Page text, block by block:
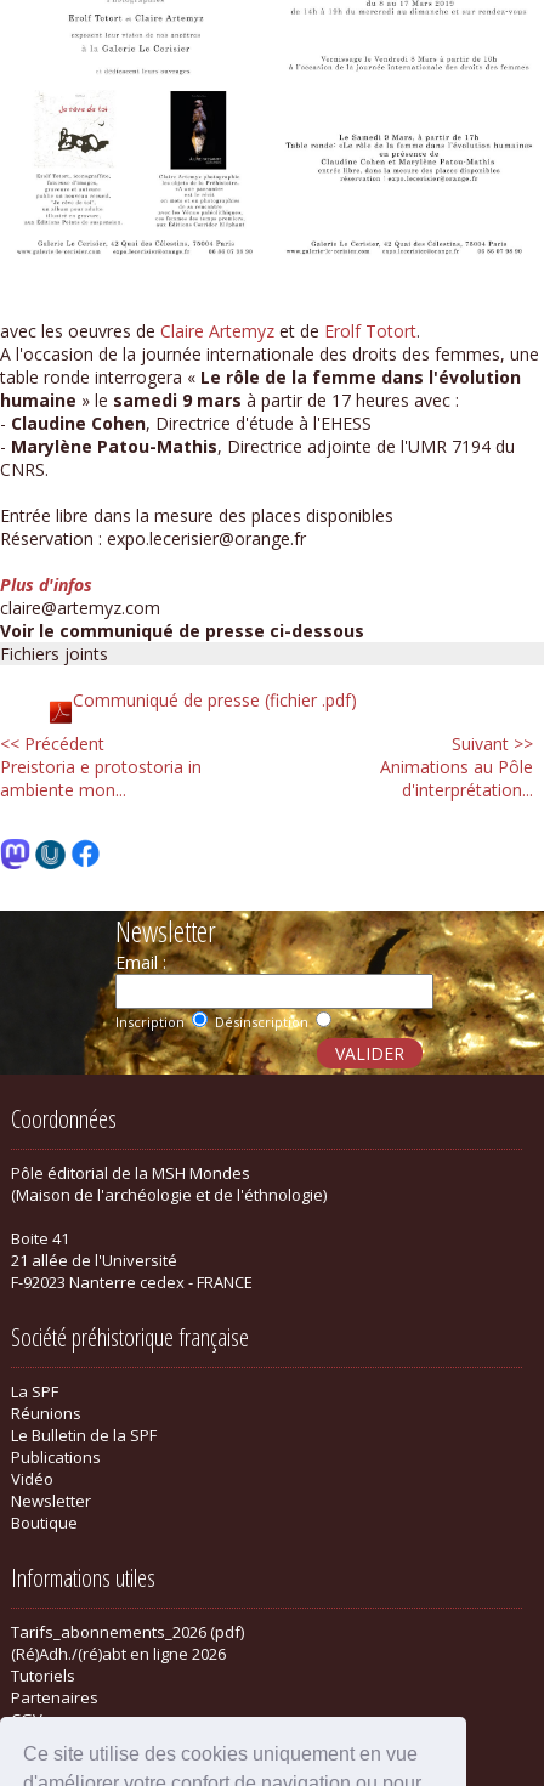
Ce site utilise des cookies uniquement en vue
avec les oeuvres de Claire Artemyz et de Erolf Totort.
A l'occasion de la journée internationale des droits des femmes, une
table ronde interrogera « Le rôle de la femme dans l'évolution
humaine » le samedi 9 mars à partir de 17 heures avec :
- Claudine Cohen, Directrice d'étude à l'EHESS
- Marylène Patou-Mathis, Directrice adjointe de l'UMR 7194 du
CNRS.
Entrée libre dans la mesure des places disponibles
Réservation : expo.lecerisier@orange.fr
Plus d'infos
claire@artemyz.com
Voir le communiqué de presse ci-dessous
Fichiers joints
Communiqué de presse (fichier .pdf)
<< Précédent
Preistoria e protostoria in
ambiente mon...
Suivant >>
Animations au Pôle
d'interprétation...
Newsletter
Email :
Inscription Désinscription
Coordonnées
Pôle éditorial de la MSH Mondes
(Maison de l'archéologie et de l'éthnologie)
Boite 41
21 allée de l'Université
F-92023 Nanterre cedex - FRANCE
Société préhistorique française
La SPF
Réunions
Le Bulletin de la SPF
Publications
Vidéo
Newsletter
Boutique
Informations utiles
Tarifs_abonnements_2026 (pdf)
(Ré)Adh./(ré)abt en ligne 2026
Tutoriels
Partenaires
CGV